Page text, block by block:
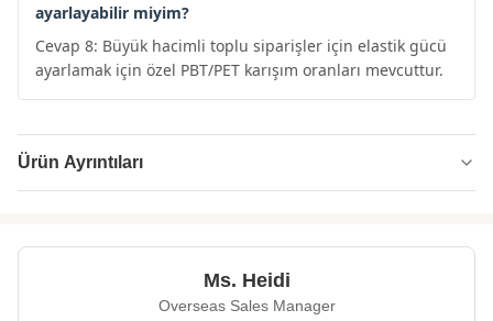
ayarlayabilir miyim?
Cevap 8: Büyük hacimli toplu siparişler için elastik gücü
ayarlamak için özel PBT/PET karışım oranları mevcuttur.
Ürün Ayrıntıları
Specification: 2.8D*32MM
Ms. Heidi
Overseas Sales Manager